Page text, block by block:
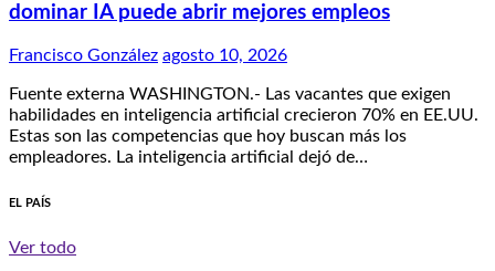
dominar IA puede abrir mejores empleos
Francisco González agosto 10, 2026
Fuente externa WASHINGTON.- Las vacantes que exigen
habilidades en inteligencia artificial crecieron 70% en EE.UU.
Estas son las competencias que hoy buscan más los
empleadores. La inteligencia artificial dejó de…
EL PAÍS
Ver todo